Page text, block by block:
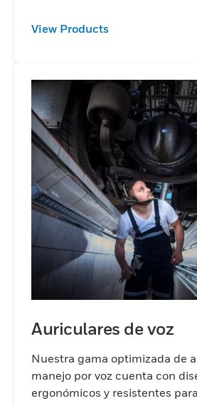
View Products
Auriculares de voz
Nuestra gama optimizada de
manejo por voz cuenta con
ergonómicos y resistentes